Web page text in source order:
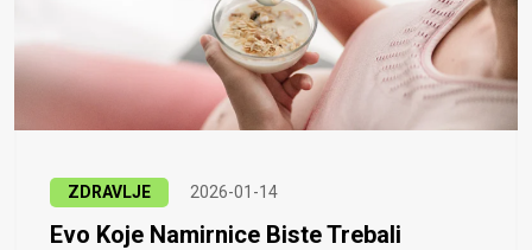
ZDRAVLJE 2026-01-14
Evo Koje Namirnice Biste Trebali